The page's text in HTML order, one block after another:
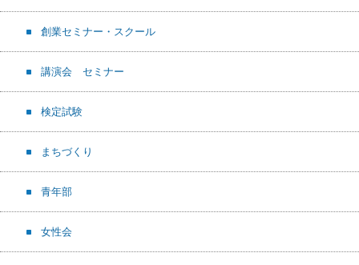
創業セミナー・スクール
講演会 セミナー
検定試験
まちづくり
青年部
女性会